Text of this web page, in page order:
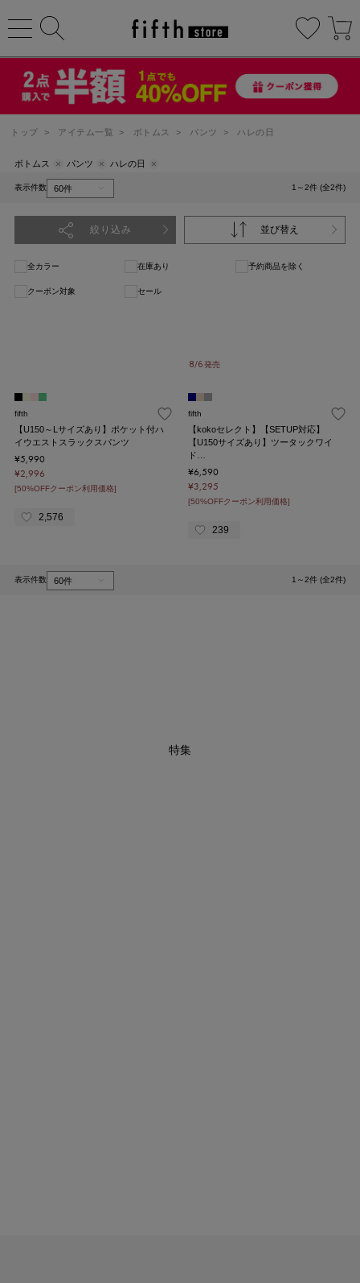
トップ > アイテム一覧 > ボトムス > パンツ > ハレの日
ボトムス パンツ ハレの日
表示件数 1～2件 (全2件)
絞り込み 並び替え
全カラー 在庫あり 予約商品を除く
クーポン対象 セール
fifth
【U150～Lサイズあり】ポケット付ハ
イウエストスラックスパンツ
¥5,990
¥2,996
[50%OFFクーポン利用価格]
2,576
8/6 発売
fifth
【kokoセレクト】【SETUP対応】
【U150サイズあり】ツータックワイ
ド…
¥6,590
¥3,295
[50%OFFクーポン利用価格]
239
表示件数 1～2件 (全2件)
特集